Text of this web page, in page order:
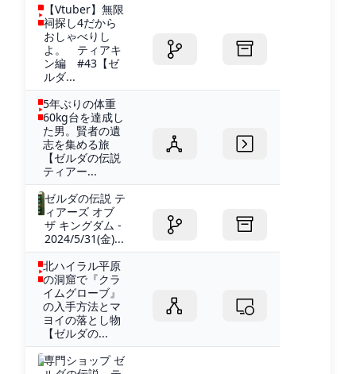
【Vtuber】無限
祠探し4だから
おしゃべりし
よ。 ティアキ
ン編 #43【ゼ
ルダ...
5年ぶりの体重
60kg台を達成し
た男。賢者の遺
志を集める旅
【ゼルダの伝説
ティアー...
ゼルダの伝説 テ
ィアーズ オブ
ザ キングダム -
2024/5/31(金)...
北ハイラル平原
の洞窟で『クラ
イムグローブ』
の入手方法とマ
ヨイの落とし物
【ゼルダの...
専門ショップ ゼ